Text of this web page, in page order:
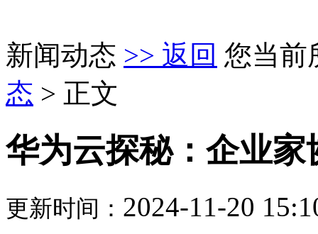
新闻动态 >> 返回 您当前
态 > 正文
华为云探秘：企业
更新时间： 2024-11-20